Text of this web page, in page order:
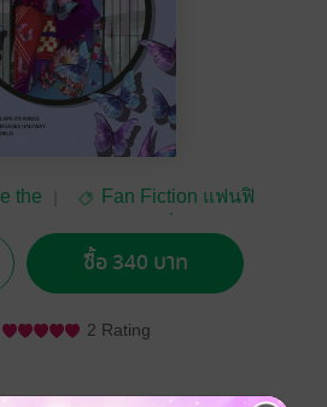
the
Fan Fiction แฟนฟิ
ซื้อ 340 บาท
2 Rating